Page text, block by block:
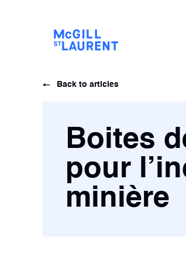
Back to articles
Boites
pour
minière